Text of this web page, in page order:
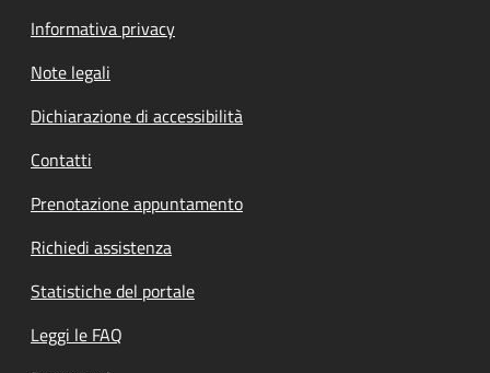
Informativa privacy
Note legali
Dichiarazione di accessibilità
Contatti
Prenotazione appuntamento
Richiedi assistenza
Statistiche del portale
Leggi le FAQ